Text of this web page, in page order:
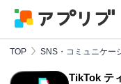
TOP SNS・コミュニケー
TikTok テ